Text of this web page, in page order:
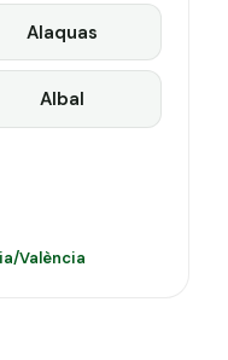
Alaquas
Albal
València